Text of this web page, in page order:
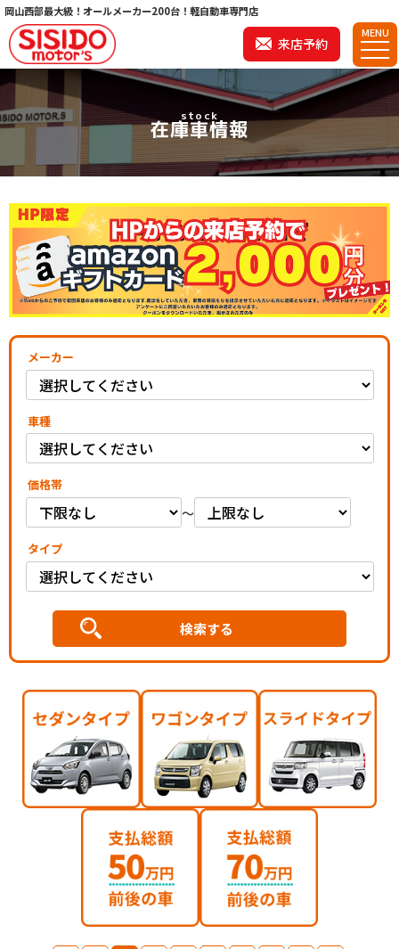
岡山西部最大級！オールメーカー200台！軽自動車専門店
来店予約
MENU
stock
在庫車情報
メーカー
車種
価格帯
～
タイプ